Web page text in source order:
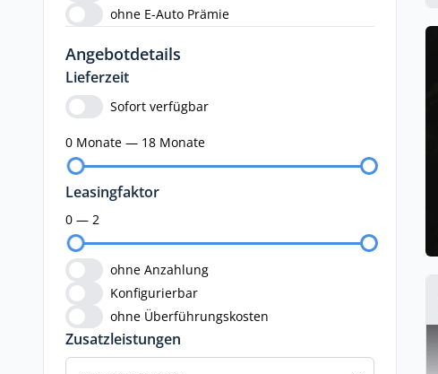
ohne E-Auto Prämie
Angebotdetails
Lieferzeit
Sofort verfügbar
0 Monate — 18 Monate
Leasingfaktor
0 — 2
ohne Anzahlung
Konfigurierbar
ohne Überführungskosten
Zusatzleistungen